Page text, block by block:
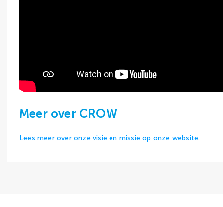
Meer over CROW
Lees meer over onze visie en missie op onze website.